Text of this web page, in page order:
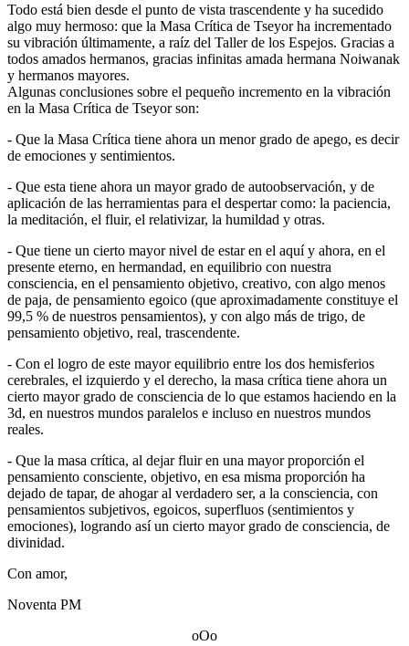
Todo está bien desde el punto de vista trascendente y ha sucedido
algo muy hermoso: que la Masa Crítica de Tseyor ha incrementado
su vibración últimamente, a raíz del Taller de los Espejos. Gracias a
todos amados hermanos, gracias infinitas amada hermana Noiwanak
y hermanos mayores.
Algunas conclusiones sobre el pequeño incremento en la vibración
en la Masa Crítica de Tseyor son:
- Que la Masa Crítica tiene ahora un menor grado de apego, es decir
de emociones y sentimientos.
- Que esta tiene ahora un mayor grado de autoobservación, y de
aplicación de las herramientas para el despertar como: la paciencia,
la meditación, el fluir, el relativizar, la humildad y otras.
- Que tiene un cierto mayor nivel de estar en el aquí y ahora, en el
presente eterno, en hermandad, en equilibrio con nuestra
consciencia, en el pensamiento objetivo, creativo, con algo menos
de paja, de pensamiento egoico (que aproximadamente constituye el
99,5 % de nuestros pensamientos), y con algo más de trigo, de
pensamiento objetivo, real, trascendente.
- Con el logro de este mayor equilibrio entre los dos hemisferios
cerebrales, el izquierdo y el derecho, la masa crítica tiene ahora un
cierto mayor grado de consciencia de lo que estamos haciendo en la
3d, en nuestros mundos paralelos e incluso en nuestros mundos
reales.
- Que la masa crítica, al dejar fluir en una mayor proporción el
pensamiento consciente, objetivo, en esa misma proporción ha
dejado de tapar, de ahogar al verdadero ser, a la consciencia, con
pensamientos subjetivos, egoicos, superfluos (sentimientos y
emociones), logrando así un cierto mayor grado de consciencia, de
divinidad.
Con amor,
Noventa PM
oOo